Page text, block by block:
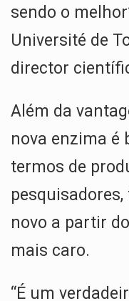
sendo o
Université de
director
Além da
nova enzima é
termos de
novo a partir
mais caro.
“É um